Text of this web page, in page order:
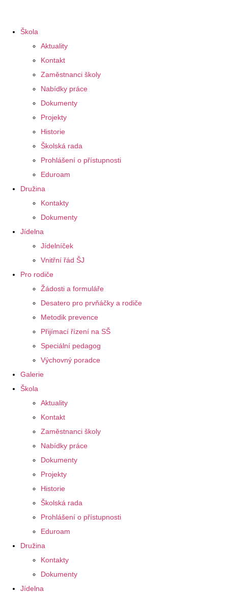
Škola
Aktuality
Kontakt
Zaměstnanci školy
Nabídky práce
Dokumenty
Projekty
Historie
Školská rada
Prohlášení o přístupnosti
Eduroam
Družina
Kontakty
Dokumenty
Jídelna
Jídelníček
Vnitřní řád ŠJ
Pro rodiče
Žádosti a formuláře
Desatero pro prvňáčky a rodiče
Metodik prevence
Přijímací řízení na SŠ
Speciální pedagog
Výchovný poradce
Galerie
Škola
Aktuality
Kontakt
Zaměstnanci školy
Nabídky práce
Dokumenty
Projekty
Historie
Školská rada
Prohlášení o přístupnosti
Eduroam
Družina
Kontakty
Dokumenty
Jídelna